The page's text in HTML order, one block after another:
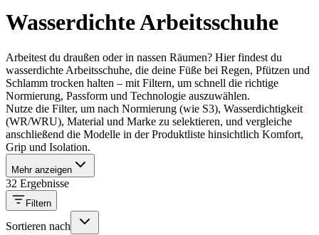
Wasserdichte Arbeitsschuhe
Arbeitest du draußen oder in nassen Räumen? Hier findest du
wasserdichte Arbeitsschuhe, die deine Füße bei Regen, Pfützen und
Schlamm trocken halten – mit Filtern, um schnell die richtige
Normierung, Passform und Technologie auszuwählen.
Nutze die Filter, um nach Normierung (wie S3), Wasserdichtigkeit
(WR/WRU), Material und Marke zu selektieren, und vergleiche
anschließend die Modelle in der Produktliste hinsichtlich Komfort,
Grip und Isolation.
Mehr anzeigen
32 Ergebnisse
Filtern
Sortieren nach